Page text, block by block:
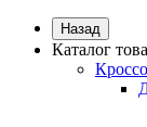
Назад
Каталог